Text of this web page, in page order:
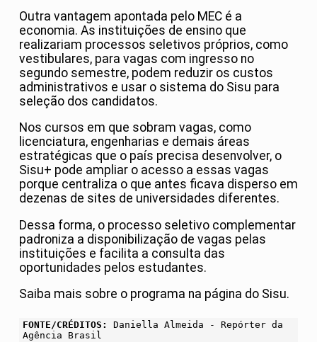
Outra vantagem apontada pelo MEC é a
economia. As instituições de ensino que
realizariam processos seletivos próprios, como
vestibulares, para vagas com ingresso no
segundo semestre, podem reduzir os custos
administrativos e usar o sistema do Sisu para
seleção dos candidatos.
Nos cursos em que sobram vagas, como
licenciatura, engenharias e demais áreas
estratégicas que o país precisa desenvolver, o
Sisu+ pode ampliar o acesso a essas vagas
porque centraliza o que antes ficava disperso em
dezenas de sites de universidades diferentes.
Dessa forma, o processo seletivo complementar
padroniza a disponibilização de vagas pelas
instituições e facilita a consulta das
oportunidades pelos estudantes.
Saiba mais sobre o programa na página do Sisu.
FONTE/CRÉDITOS:
Daniella Almeida - Repórter da
Agência Brasil